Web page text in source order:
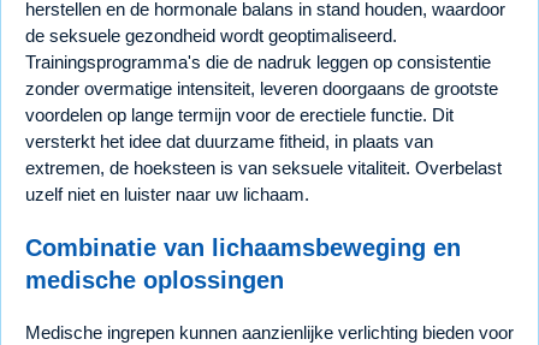
herstellen en de hormonale balans in stand houden, waardoor
de seksuele gezondheid wordt geoptimaliseerd.
Trainingsprogramma's die de nadruk leggen op consistentie
zonder overmatige intensiteit, leveren doorgaans de grootste
voordelen op lange termijn voor de erectiele functie. Dit
versterkt het idee dat duurzame fitheid, in plaats van
extremen, de hoeksteen is van seksuele vitaliteit. Overbelast
uzelf niet en luister naar uw lichaam.
Combinatie van lichaamsbeweging en
medische oplossingen
Medische ingrepen kunnen aanzienlijke verlichting bieden voor